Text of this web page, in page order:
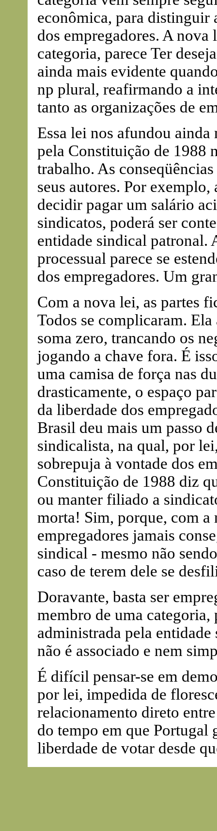
econômica, para distinguir
dos empregadores. A
categoria, parece Ter
ainda mais evidente
np plural, reafirmando a
tanto as organizações de
Essa lei nos afundou
pela Constituição de 1988
trabalho. As
seus autores. Por
decidir pagar um salário
sindicatos, poderá ser
entidade sindical patronal.
processual parece se
dos empregadores. Um
Com a nova lei, as partes
Todos se complicaram.
soma zero, trancando os
jogando a chave fora. É
uma camisa de força nas
drasticamente, o espaço
da liberdade dos
Brasil deu mais um passo
sindicalista, na qual, por
sobrepuja à vontade dos
Constituição de 1988 diz
ou manter filiado a
morta! Sim, porque, com a
empregadores jamais
sindical - mesmo não
caso de terem dele se
Doravante, basta ser
membro de uma
administrada pela
não é associado e nem
É difícil pensar-se em
por lei, impedida de
relacionamento direto
do tempo em que Portugal
liberdade de votar desde